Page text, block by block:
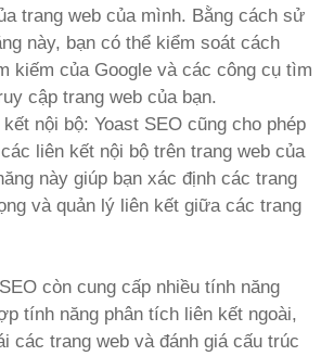
trang web của mình. Bằng cách sử
này, bạn có thể kiểm soát cách
kiếm của Google và các công cụ tìm
cập trang web của bạn.
nội bộ: Yoast SEO cũng cho phép
liên kết nội bộ trên trang web của
này giúp bạn xác định các trang
và quản lý liên kết giữa các trang
còn cung cấp nhiều tính năng
tính năng phân tích liên kết ngoài,
các trang web và đánh giá cấu trúc